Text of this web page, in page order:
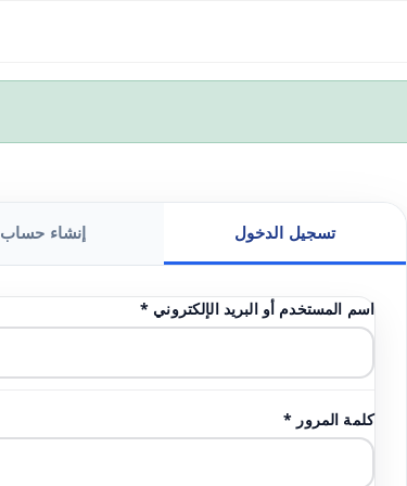
تسجيل الدخول إنشاء حساب
اسم المستخدم أو البريد الإلكتروني *
كلمة المرور *